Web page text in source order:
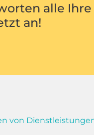
alle Ihre
an!
von